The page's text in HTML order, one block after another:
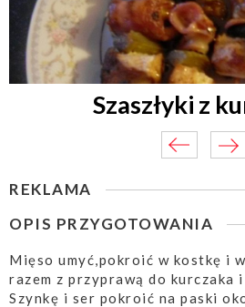
Szaszłyki z
REKLAMA
OPIS PRZYGOTOWANIA
Mięso umyć,pokroić w kostkę i
razem z przyprawą do kurczaka
Szynkę i ser pokroić na paski